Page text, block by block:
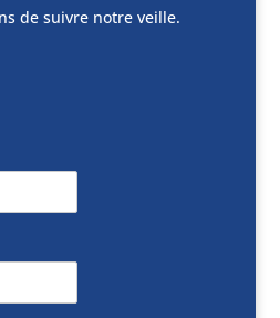
de suivre notre veille.